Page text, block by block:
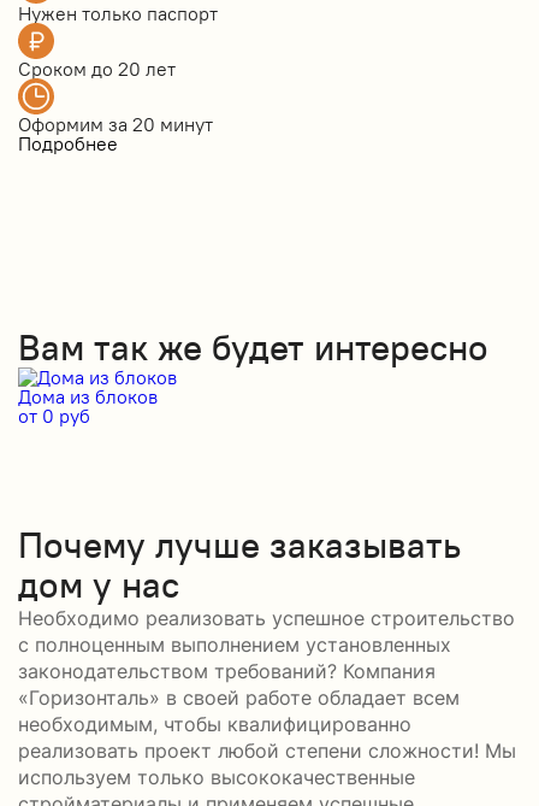
Нужен только паспорт
Сроком до 20 лет
Оформим за 20 минут
Подробнее
Вам так же будет интересно
Дома из блоков
от 0 руб
Почему лучше заказывать
дом у нас
Необходимо реализовать успешное строительство
с полноценным выполнением установленных
законодательством требований? Компания
«Горизонталь» в своей работе обладает всем
необходимым, чтобы квалифицированно
реализовать проект любой степени сложности! Мы
используем только высококачественные